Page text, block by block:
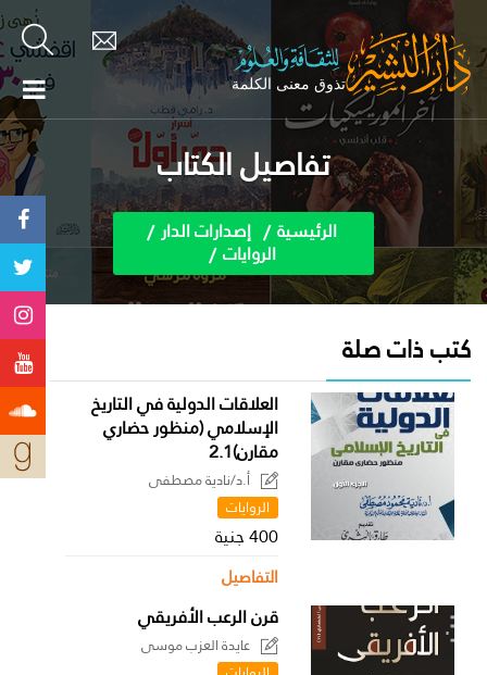
تفاصيل الكتاب
الرئيسية إصدارات الدار
الروايات
كتب ذات صلة
العلاقات الدولية في التاريخ
الإسلامي (منظور حضاري
مقارن)2.1
أ.د/نادية مصطفى
الروايات
400 جنية
التفاصيل
قرن الرعب الأفريقي
عايدة العزب موسى